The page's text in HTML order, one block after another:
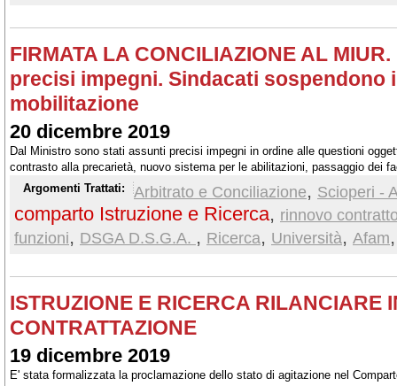
FIRMATA LA CONCILIAZIONE AL
precisi impegni. Sindacati sospendono
mobilitazione
20 dicembre 2019
Dal Ministro sono stati assunti precisi impegni in ordine alle questioni
contrasto alla precarietà, nuovo sistema per le abilitazioni, passaggio dei
soluzioni per completare la stabilizzazione dei precari in Enti di Ricerca,
Argomenti Trattati: Arbitrato e Conciliazione, Scioperi -
comparto Istruzione e Ricerca, rinnovo
funzioni, DSGA D.S.G.A. , Ricerca, Università, Afam,
ISTRUZIONE E RICERCA RILANCIARE
CONTRATTAZIONE
19 dicembre 2019
E' stata formalizzata la proclamazione dello stato di agitazione nel